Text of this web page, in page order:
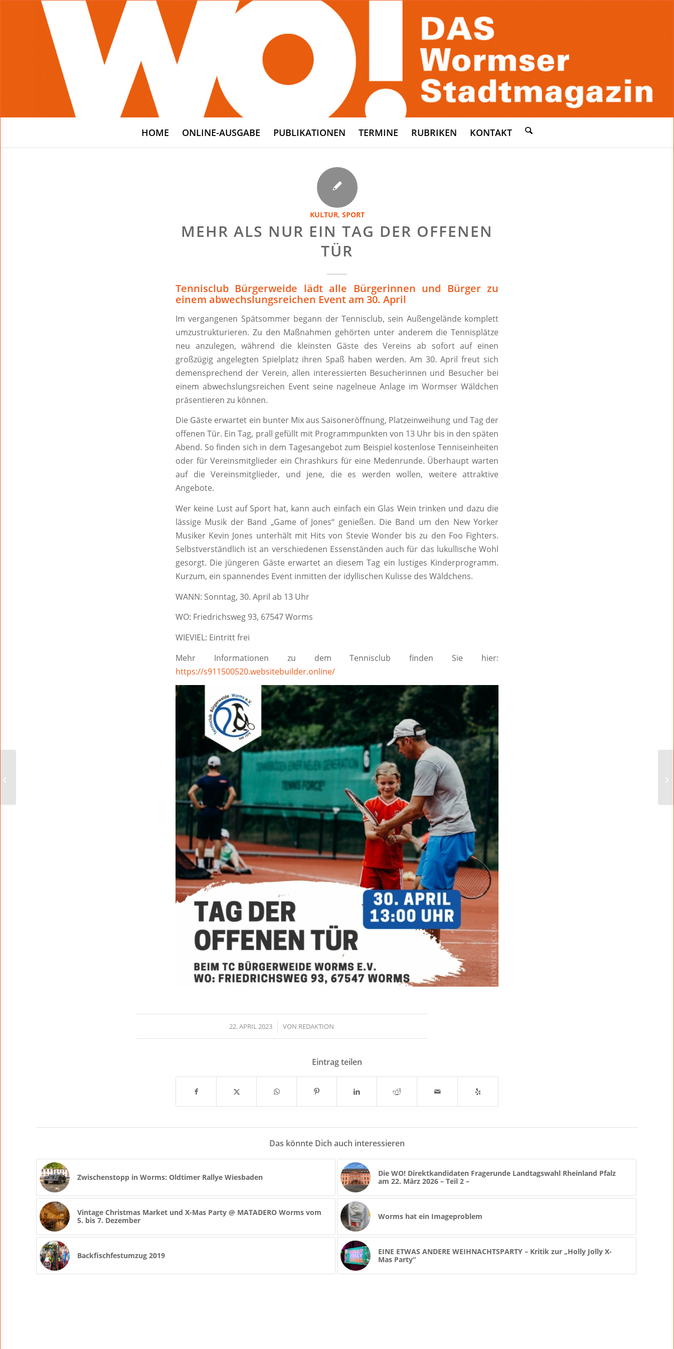
HOME ONLINE-AUSGABE PUBLIKATIONEN TERMINE RUBRIKEN KONTAKT
KULTUR, SPORT
MEHR ALS NUR EIN TAG DER OFFENEN
TÜR
Tennisclub Bürgerweide lädt alle Bürgerinnen und Bürger zu
einem abwechslungsreichen Event am 30. April
Im vergangenen Spätsommer begann der Tennisclub, sein Außengelände komplett
umzustrukturieren. Zu den Maßnahmen gehörten unter anderem die Tennisplätze
neu anzulegen, während die kleinsten Gäste des Vereins ab sofort auf einen
großzügig angelegten Spielplatz ihren Spaß haben werden. Am 30. April freut sich
demensprechend der Verein, allen interessierten Besucherinnen und Besucher bei
einem abwechslungsreichen Event seine nagelneue Anlage im Wormser Wäldchen
präsentieren zu können.
Die Gäste erwartet ein bunter Mix aus Saisoneröffnung, Platzeinweihung und Tag der
offenen Tür. Ein Tag, prall gefüllt mit Programmpunkten von 13 Uhr bis in den späten
Abend. So finden sich in dem Tagesangebot zum Beispiel kostenlose Tenniseinheiten
oder für Vereinsmitglieder ein Chrashkurs für eine Medenrunde. Überhaupt warten
auf die Vereinsmitglieder, und jene, die es werden wollen, weitere attraktive
Angebote.
Wer keine Lust auf Sport hat, kann auch einfach ein Glas Wein trinken und dazu die
lässige Musik der Band „Game of Jones“ genießen. Die Band um den New Yorker
Musiker Kevin Jones unterhält mit Hits von Stevie Wonder bis zu den Foo Fighters.
Selbstverständlich ist an verschiedenen Essenständen auch für das lukullische Wohl
gesorgt. Die jüngeren Gäste erwartet an diesem Tag ein lustiges Kinderprogramm.
Kurzum, ein spannendes Event inmitten der idyllischen Kulisse des Wäldchens.
WANN: Sonntag, 30. April ab 13 Uhr
WO: Friedrichsweg 93, 67547 Worms
WIEVIEL: Eintritt frei
Mehr Informationen zu dem Tennisclub finden Sie hier:
https://s911500520.websitebuilder.online/
22. APRIL 2023
/ VON REDAKTION
Eintrag teilen
Das könnte Dich auch interessieren
Zwischenstopp in Worms: Oldtimer Rallye Wiesbaden
Die WO! Direktkandidaten Fragerunde Landtagswahl Rheinland Pfalz
am 22. März 2026 – Teil 2 –
Vintage Christmas Market und X-Mas Party @ MATADERO Worms vom
5. bis 7. Dezember
Worms hat ein Imageproblem
Backfischfestumzug 2019
EINE ETWAS ANDERE WEIHNACHTSPARTY – Kritik zur „Holly Jolly X-
Mas Party“